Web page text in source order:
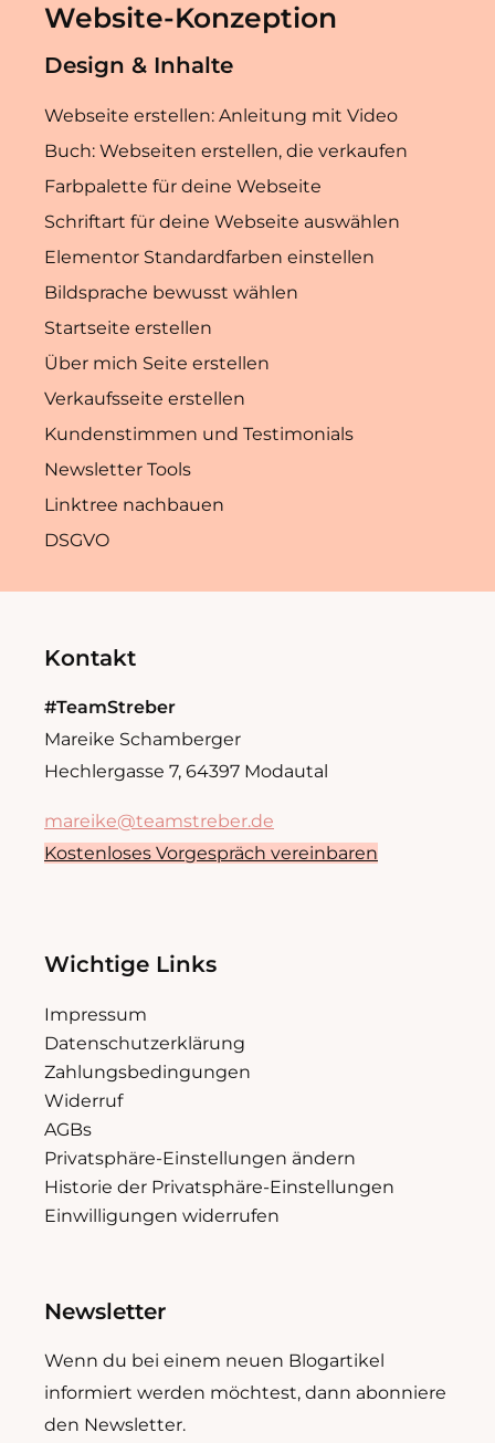
Website-Konzeption
Design & Inhalte
Webseite erstellen: Anleitung mit Video
Buch: Webseiten erstellen, die verkaufen
Farbpalette für deine Webseite
Schriftart für deine Webseite auswählen
Elementor Standardfarben einstellen
Bildsprache bewusst wählen
Startseite erstellen
Über mich Seite erstellen
Verkaufsseite erstellen
Kundenstimmen und Testimonials
Newsletter Tools
Linktree nachbauen
DSGVO
Kontakt
#TeamStreber
Mareike Schamberger
Hechlergasse 7, 64397 Modautal
mareike@teamstreber.de
Kostenloses Vorgespräch vereinbaren
Wichtige Links
Impressum
Datenschutzerklärung
Zahlungsbedingungen
Widerruf
AGBs
Privatsphäre-Einstellungen ändern
Historie der Privatsphäre-Einstellungen
Einwilligungen widerrufen
Newsletter
Wenn du bei einem neuen Blogartikel
informiert werden möchtest, dann abonniere
den Newsletter.